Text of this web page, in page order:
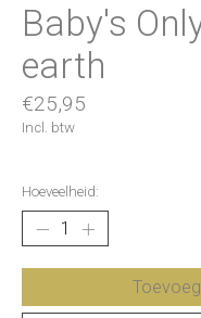
Baby's
earth
€25,95
Incl. btw
Hoeveelheid: